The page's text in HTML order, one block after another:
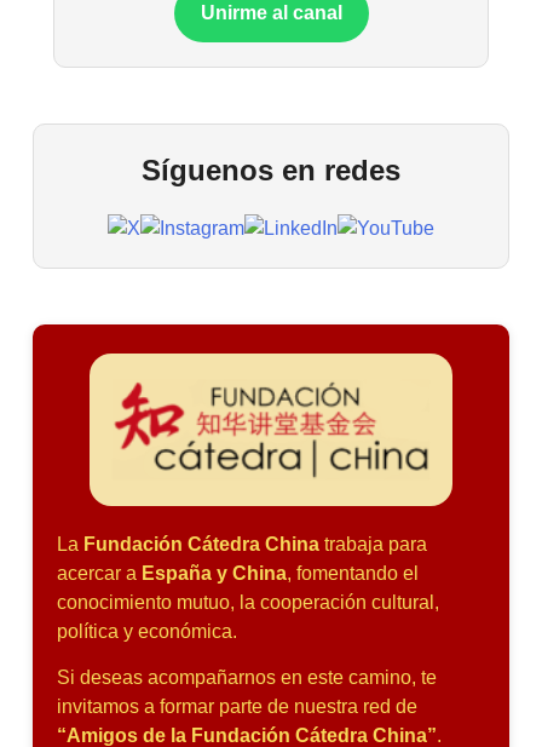
Unirme al canal
Síguenos en redes
La Fundación Cátedra China trabaja para
acercar a España y China, fomentando el
conocimiento mutuo, la cooperación cultural,
política y económica.
Si deseas acompañarnos en este camino, te
invitamos a formar parte de nuestra red de
“Amigos de la Fundación Cátedra China”.